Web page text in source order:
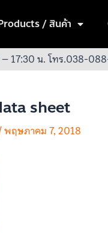
/ สินค้า
17:30 น.โทร.038-
sheet
พฤษภาคม 7, 2018